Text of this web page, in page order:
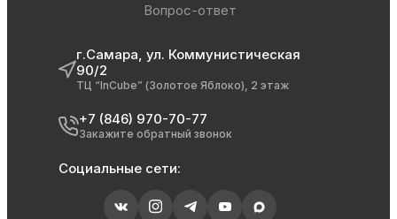
Вопрос-ответ
г.Самара, ул. Коммунистическая
90/2
ТЦ “InCube” (Золотое Яблоко), 2 этаж
+7 (846) 970-70-77
Закажите обратный звонок
Социальные сети: